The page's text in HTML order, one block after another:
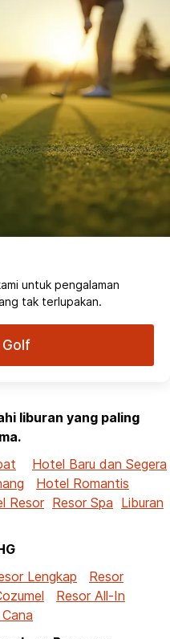
untuk pengalaman
tak terlupakan.
Golf
liburan yang paling
Hotel Baru dan Segera
Hotel Romantis
Resor Resor Spa Liburan
Lengkap
Resor
Resor All-In